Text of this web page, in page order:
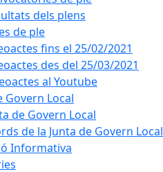
dels plens
de ple
fins el 25/02/2021
des del 25/03/2021
al Youtube
Govern Local
de Govern Local
de la Junta de Govern Local
Informativa